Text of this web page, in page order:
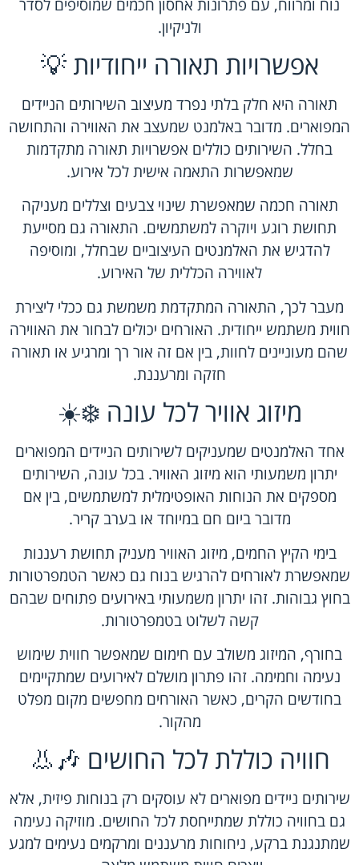
נוח ומרווח, עם פתרונות אחסון חכמים שמוסיפים לסדר
ולניקיון.
אפשרויות תאורה ייחודיות 💡
תאורה היא חלק בלתי נפרד מעיצוב השירותים הניידים
המפוארים. מדובר באלמנט שמעצב את האווירה והתחושה
בחלל. השירותים כוללים אפשרויות תאורה מתקדמות
שמאפשרות התאמה אישית לכל אירוע.
תאורה חכמה שמאפשרת שינוי צבעים וצללים מעניקה
תחושת רוגע ויוקרה למשתמשים. התאורה גם מסייעת
להדגיש את האלמנטים העיצוביים שבחלל, ומוסיפה
לאווירה הכללית של האירוע.
מעבר לכך, התאורה המתקדמת משמשת גם ככלי ליצירת
חווית משתמש ייחודית. האורחים יכולים לבחור את האווירה
שהם מעוניינים לחוות, בין אם זה אור רך ומרגיע או תאורה
חזקה ומרעננת.
מיזוג אוויר לכל עונה ❄️☀️
אחד האלמנטים שמעניקים לשירותים הניידים המפוארים
יתרון משמעותי הוא מיזוג האוויר. בכל עונה, השירותים
מספקים את הנוחות האופטימלית למשתמשים, בין אם
מדובר ביום חם במיוחד או בערב קריר.
בימי הקיץ החמים, מיזוג האוויר מעניק תחושת רעננות
שמאפשרת לאורחים להרגיש בנוח גם כאשר הטמפרטורות
בחוץ גבוהות. זהו יתרון משמעותי באירועים פתוחים שבהם
קשה לשלוט בטמפרטורות.
בחורף, המיזוג משולב עם חימום שמאפשר חווית שימוש
נעימה וחמימה. זהו פתרון מושלם לאירועים שמתקיימים
בחודשים הקרים, כאשר האורחים מחפשים מקום מפלט
מהקור.
חוויה כוללת לכל החושים 🎶👃
שירותים ניידים מפוארים לא עוסקים רק בנוחות פיזית, אלא
גם בחוויה כוללת שמתייחסת לכל החושים. מוזיקה נעימה
שמתנגנת ברקע, ניחוחות מרעננים ומרקמים נעימים למגע